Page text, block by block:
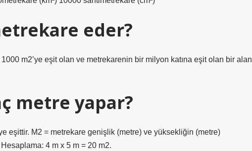
eder?
m2’ye eşit olan ve metrekarenin bir milyon katına eşit olan bir alan
metre yapar?
eşittir. M2 = metrekare genişlik (metre) ve yüksekliğin (metre)
4 m x 5 m = 20 m2.